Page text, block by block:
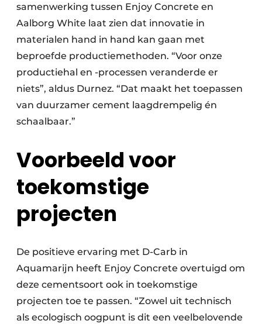
samenwerking tussen Enjoy Concrete en
Aalborg White laat zien dat innovatie in
materialen hand in hand kan gaan met
beproefde productiemethoden. “Voor onze
productiehal en -processen veranderde er
niets”, aldus Durnez. “Dat maakt het toepassen
van duurzamer cement laagdrempelig én
schaalbaar.”
Voorbeeld voor
toekomstige
projecten
De positieve ervaring met D-Carb in
Aquamarijn heeft Enjoy Concrete overtuigd om
deze cementsoort ook in toekomstige
projecten toe te passen. “Zowel uit technisch
als ecologisch oogpunt is dit een veelbelovende